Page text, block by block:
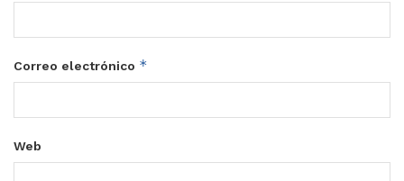
Correo electrónico *
Web